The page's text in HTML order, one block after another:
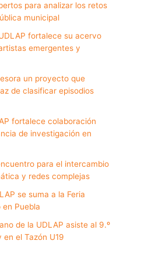
para analizar los retos
municipal
fortalece su acervo
emergentes y
un proyecto que
de clasificar episodios
fortalece colaboración
de investigación en
para el intercambio
y redes complejas
se suma a la Feria
Puebla
de la UDLAP asiste al 9.º
en el Tazón U19